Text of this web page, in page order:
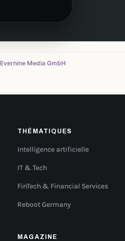
Evernine Media GmbH
THÉMATIQUES
Intelligence artificielle
IT & Tech
FinTech & Financial Services
Reboot Germany
MAGAZINE